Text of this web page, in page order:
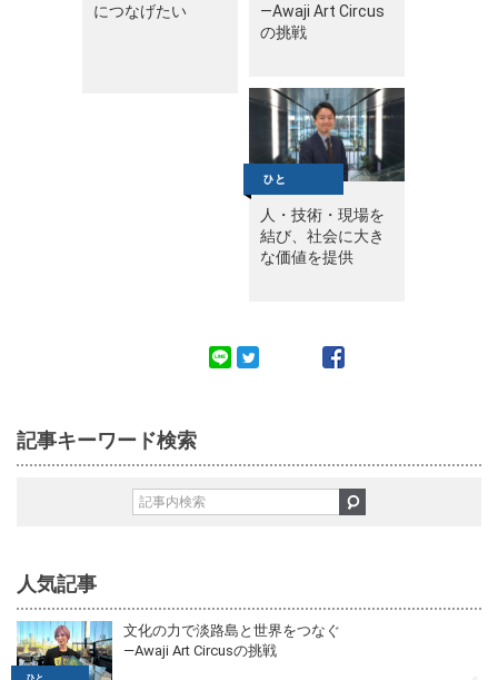
につなげたい
—Awaji Art Circus
の挑戦
人・技術・現場を
結び、社会に大き
な価値を提供
記事キーワード検索
人気記事
文化の力で淡路島と世界をつなぐ
—Awaji Art Circusの挑戦